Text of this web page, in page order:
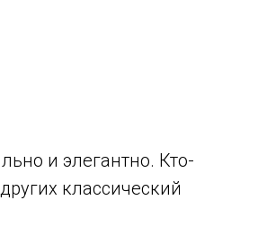
и элегантно. Кто-
классический